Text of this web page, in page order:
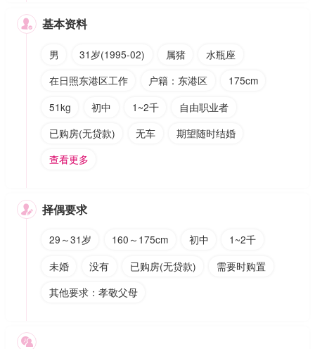
 基本资料
男 31岁(1995-02) 属猪
水瓶座
在日照东港区工作
户籍：东港区
175cm
51kg
初中 1~2千
自由职业者
已购房(无贷款)
无车
期望随时结婚
查看更多
 择偶要求
29～31岁 160～175cm 初中
1~2千
未婚
没有 已购房(无贷款)
需要时购置
其他要求：孝敬父母
